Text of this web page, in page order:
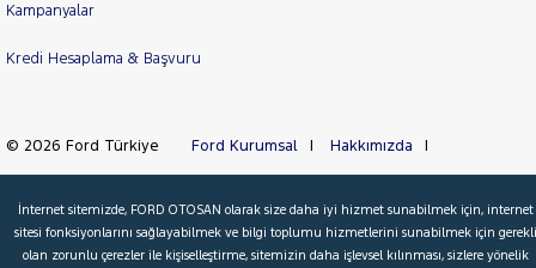
Kampanyalar
Kredi Hesaplama & Başvuru
© 2026 Ford Türkiye Ford Kurumsal Hakkımızda
Çerez Tercihleri
İnternet sitemizde, FORD OTOSAN olarak size daha iyi hizmet sunabilmek için, internet
sitesi fonksiyonlarını sağlayabilmek ve bilgi toplumu hizmetlerini sunabilmek için gerekli
olan zorunlu çerezler ile kişiselleştirme, sitemizin daha işlevsel kılınması, sizlere yönelik